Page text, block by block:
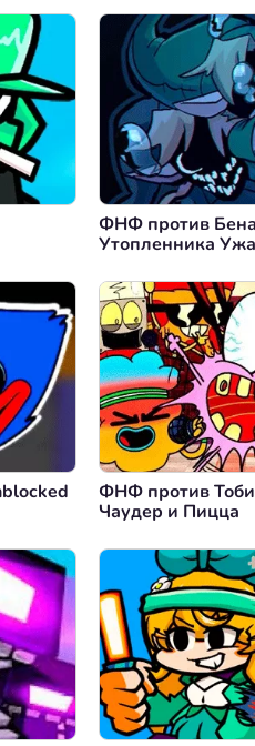
ФНФ против Бена
Утопленника
ФНФ против
Чаудер и Пицца